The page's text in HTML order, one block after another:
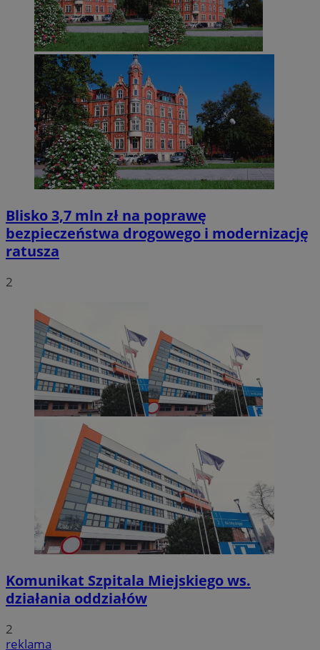
Blisko 3,7 mln zł na poprawę
bezpieczeństwa drogowego i modernizację
ratusza
2
Komunikat Szpitala Miejskiego ws.
działania oddziałów
2
reklama